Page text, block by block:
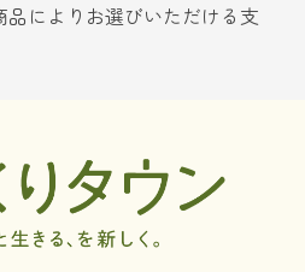
によりお選びいただける支